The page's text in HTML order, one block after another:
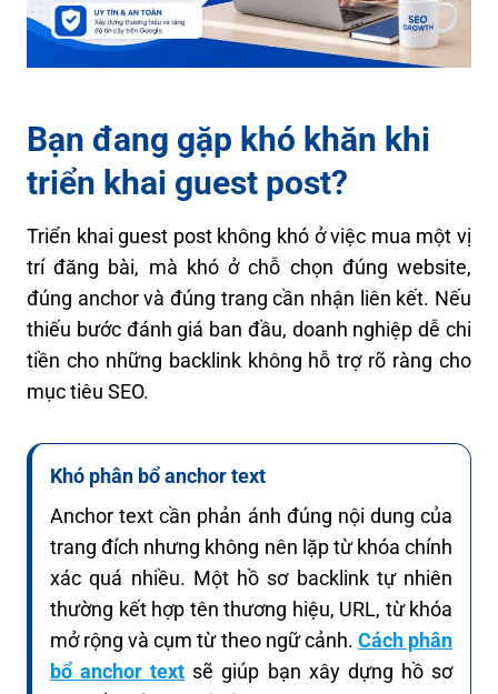
Bạn đang gặp khó khăn khi
triển khai guest post?
Triển khai guest post không khó ở việc mua một vị
trí đăng bài, mà khó ở chỗ chọn đúng website,
đúng anchor và đúng trang cần nhận liên kết. Nếu
thiếu bước đánh giá ban đầu, doanh nghiệp dễ chi
tiền cho những backlink không hỗ trợ rõ ràng cho
mục tiêu SEO.
Khó phân bổ anchor text
Anchor text cần phản ánh đúng nội dung của
trang đích nhưng không nên lặp từ khóa chính
xác quá nhiều. Một hồ sơ backlink tự nhiên
thường kết hợp tên thương hiệu, URL, từ khóa
mở rộng và cụm từ theo ngữ cảnh. Cách phân
bổ anchor text sẽ giúp bạn xây dựng hồ sơ